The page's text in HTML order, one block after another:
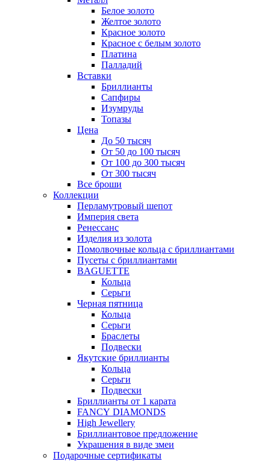
Белое золото
Желтое золото
Красное золото
Красное с белым золото
Платина
Палладий
Вставки
Бриллианты
Сапфиры
Изумруды
Топазы
Цена
До 50 тысяч
От 50 до 100 тысяч
От 100 до 300 тысяч
От 300 тысяч
Все броши
Коллекции
Перламутровый шепот
Империя света
Ренессанс
Изделия из золота
Помолвочные кольца с бриллиантами
Пусеты с бриллиантами
BAGUETTE
Кольца
Серьги
Черная пятница
Кольца
Серьги
Браслеты
Подвески
Якутские бриллианты
Кольца
Серьги
Подвески
Бриллианты от 1 карата
FANCY DIAMONDS
High Jewellery
Бриллиантовое предложение
Украшения в виде змеи
Подарочные сертификаты